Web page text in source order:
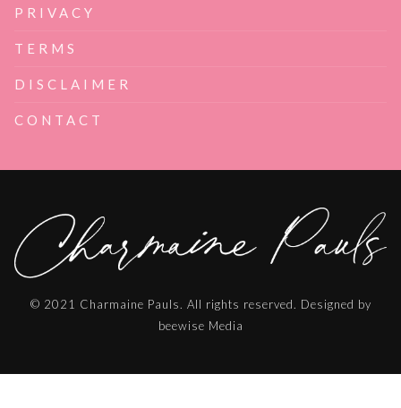
PRIVACY
TERMS
DISCLAIMER
CONTACT
© 2021 Charmaine Pauls. All rights reserved. Designed by
beewise Media